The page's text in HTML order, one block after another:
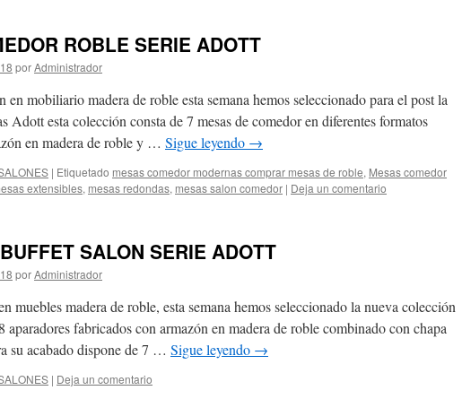
ROBLE SERIE ADOTT
porAdministrador
en mobiliario madera de roble esta semana hemos seleccionado para el post la
Adott esta colección consta de 7 mesas de comedor en diferentes formatos
en madera de roble y … Sigue leyendo →
| Etiquetado mesas comedor modernas comprar mesas de roble, Mesas comedor
extensibles, mesas redondas, mesas salon comedor | Deja un comentario
SALON SERIE ADOTT
porAdministrador
muebles madera de roble, esta semana hemos seleccionado la nueva colección
aparadores fabricados con armazón en madera de roble combinado con chapa
su acabado dispone de 7 … Sigue leyendo →
| Deja un comentario